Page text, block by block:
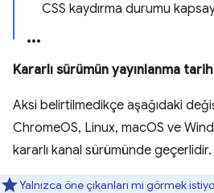
CSS kaydırma durumu
Kararlı sürümün yayınlanma
Aksi belirtilmedikçe aşağıdaki
ChromeOS, Linux, macOS ve
kararlı kanal sürümünde geçerlidir.
Yalnızca öne çıkanları mı görmek